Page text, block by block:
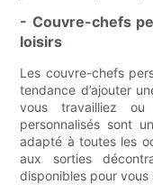
- Couvre-chefs
loisirs
Les couvre-chefs
tendance d’ajouter
vous travailliez
personnalisés sont
adapté à toutes les
aux sorties
disponibles pour